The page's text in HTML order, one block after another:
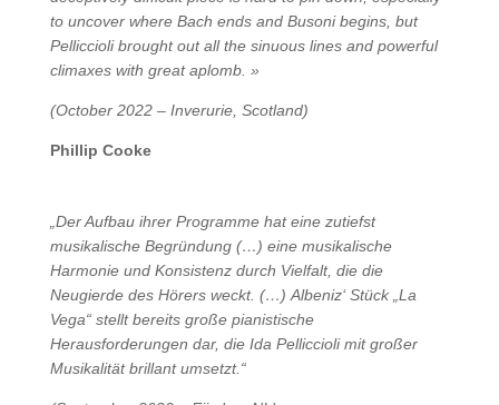
to uncover where Bach ends and Busoni begins, but
Pelliccioli brought out all the sinuous lines and powerful
climaxes with great aplomb. »
(October 2022 – Inverurie, Scotland)
Phillip Cooke
„Der Aufbau ihrer Programme hat eine zutiefst
musikalische Begründung (…) eine musikalische
Harmonie und Konsistenz durch Vielfalt, die die
Neugierde des Hörers weckt. (…) Albeniz‘ Stück „La
Vega“ stellt bereits große pianistische
Herausforderungen dar, die Ida Pelliccioli mit großer
Musikalität brillant umsetzt.“